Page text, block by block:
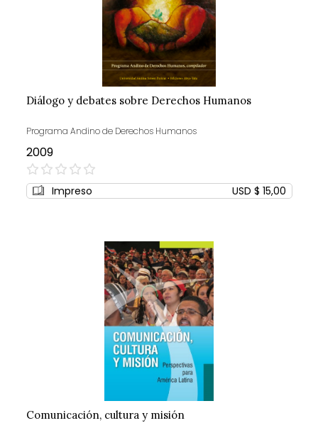
Diálogo y debates sobre Derechos Humanos
Programa Andino de Derechos Humanos
2009
0%
Impreso USD $ 15,00
Comunicación, cultura y misión